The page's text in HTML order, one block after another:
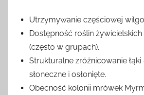
Utrzymywanie częściowej
Dostępność roślin
(często w grupach).
Strukturalne zróżnicowanie
słoneczne i osłonięte.
Obecność kolonii mrówek